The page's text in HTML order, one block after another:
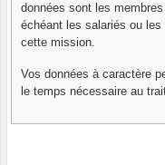
données sont les
échéant les salariés ou les
cette mission.
Vos données à caractère
le temps nécessaire au